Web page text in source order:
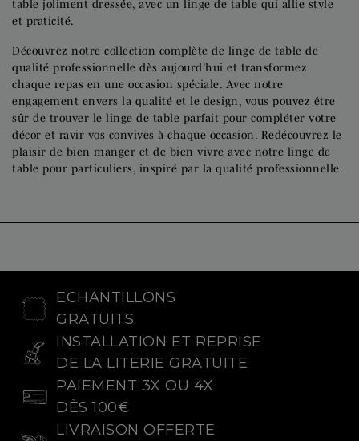
table joliment dressée, avec un linge de table qui allie style
et praticité.
Découvrez notre collection complète de linge de table de
qualité professionnelle dès aujourd'hui et transformez
chaque repas en une occasion spéciale. Avec notre
engagement envers la qualité et le design, vous pouvez être
sûr de trouver le linge de table parfait pour compléter votre
décor et ravir vos convives à chaque occasion. Redécouvrez le
plaisir de bien manger et de bien vivre avec notre linge de
table pour particuliers, inspiré par la qualité professionnelle.
ECHANTILLONS
GRATUITS
INSTALLATION ET REPRISE
DE LA LITERIE GRATUITE
PAIEMENT 3X OU 4X
DÈS 100€
LIVRAISON OFFERTE